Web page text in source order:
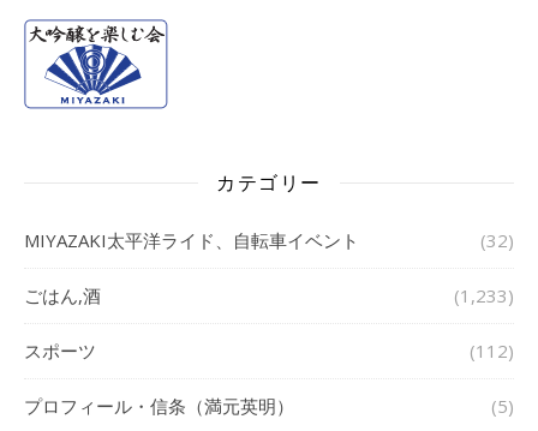
カテゴリー
MIYAZAKI太平洋ライド、自転車イベント (32)
ごはん,酒 (1,233)
スポーツ (112)
プロフィール・信条（満元英明） (5)